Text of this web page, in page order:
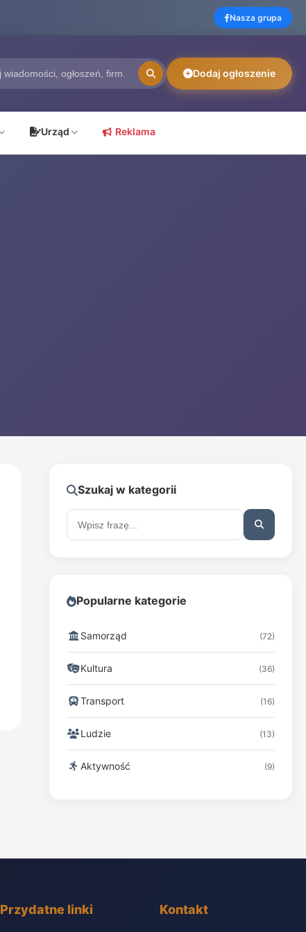
Nasza grupa
Dodaj ogłoszenie
Urząd Reklama
Szukaj w kategorii
Popularne kategorie
Samorząd (72)
Kultura (36)
Transport (16)
Ludzie (13)
Aktywność (9)
Przydatne linki Kontakt